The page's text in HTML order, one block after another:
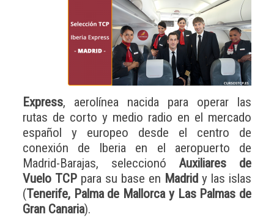
Express, aerolínea nacida para operar las
rutas de corto y medio radio en el mercado
español y europeo desde el centro de
conexión de Iberia en el aeropuerto de
Madrid-Barajas, seleccionó Auxiliares de
Vuelo TCPpara su base en Madrid y las islas
(Tenerife, Palma de Mallorca y Las Palmas de
Gran Canaria).